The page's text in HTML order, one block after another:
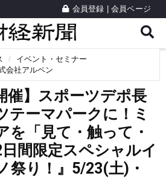
会員登録 会員ページ
イベント・セミナー
会社アルペン
催】スポーツデポ長
テーマパークに！ミ
を「見て・触って・
間限定スペシャルイ
祭り！』5/23(土)・